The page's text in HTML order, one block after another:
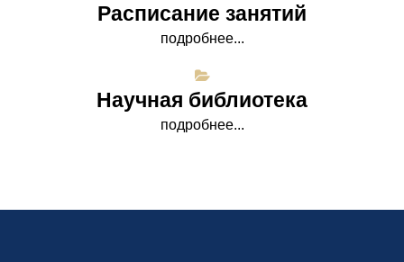
Расписание занятий
подробнее...
Научная библиотека
подробнее...